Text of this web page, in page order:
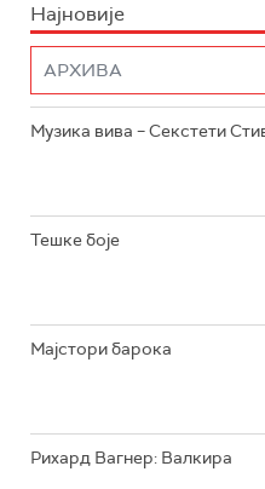
Најновије
Музика вива – Секстети
Тешке боје
Мајстори барока
Рихард Вагнер: Валкира